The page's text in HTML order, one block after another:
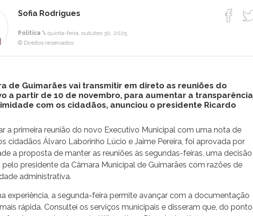
Sofia Rodrigues
Política \ quinta-feira, outubro 30, 2025
© Direitos reservados
de Guimarães vai transmitir em direto as reuniões do
a partir de 10 de novembro, para aumentar a transparência
com os cidadãos, anunciou o presidente Ricardo
a primeira reunião do novo Executivo Municipal com uma nota de
cidadãos Álvaro Laborinho Lúcio e Jaime Pereira, foi aprovada por
a proposta de manter as reuniões às segundas-feiras, uma decisão
pelo presidente da Câmara Municipal de Guimarães com razões de
administrativa.
experiência, a segunda-feira permite avançar com a documentação
rápida. Consultei os serviços municipais e disseram que, do ponto